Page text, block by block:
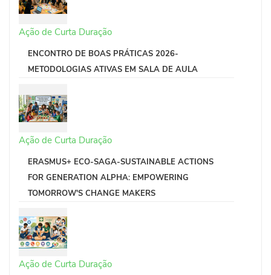
Ação de Curta Duração
ENCONTRO DE BOAS PRÁTICAS 2026-
METODOLOGIAS ATIVAS EM SALA DE AULA
Ação de Curta Duração
ERASMUS+ ECO-SAGA-SUSTAINABLE ACTIONS
FOR GENERATION ALPHA: EMPOWERING
TOMORROW'S CHANGE MAKERS
Ação de Curta Duração